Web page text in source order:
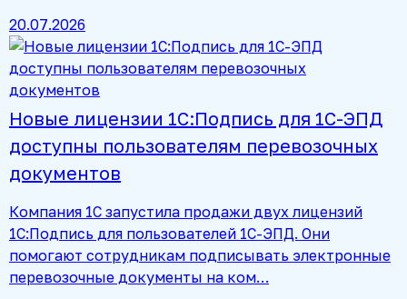
20.07.2026
Новые лицензии 1С:Подпись для 1С-ЭПД
доступны пользователям перевозочных
документов
Компания 1С запустила продажи двух лицензий
1С:Подпись для пользователей 1С-ЭПД. Они
помогают сотрудникам подписывать электронные
перевозочные документы на ком…